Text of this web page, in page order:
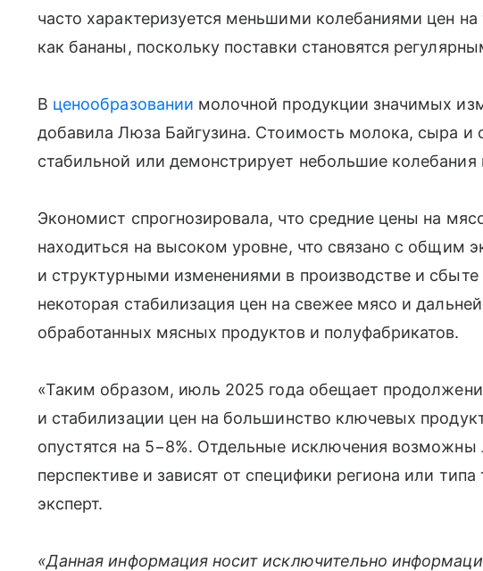
часто характеризуется меньшими колебаниями цен
как бананы, поскольку поставки становятся
В ценообразовании молочной продукции значимых
добавила Люза Байгузина. Стоимость молока, сыра и
стабильной или демонстрирует небольшие колебания
Экономист спрогнозировала, что средние цены на
находиться на высоком уровне, что связано с общим
и структурными изменениями в производстве и
некоторая стабилизация цен на свежее мясо и
обработанных мясных продуктов и полуфабрикатов.
«Таким образом, июль 2025 года обещает
и стабилизации цен на большинство ключевых
опустятся на 5−8%. Отдельные исключения возможны
перспективе и зависят от специфики региона или
эксперт.
«Данная информация носит исключительно